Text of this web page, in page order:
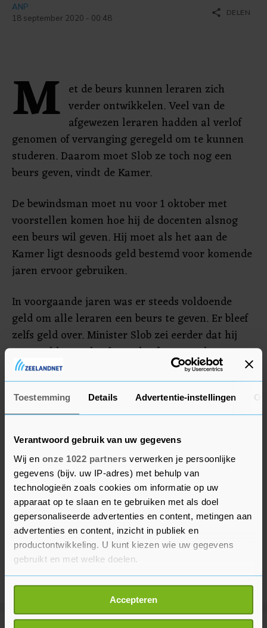
Toestemming Details Advertentie-instellingen
Verantwoord gebruik van uw gegevens
Wij en onze 1022 partners verwerken je persoonlijke
gegevens (bijv. uw IP-adres) met behulp van
technologieën zoals cookies om informatie op uw
apparaat op te slaan en te gebruiken met als doel
gepersonaliseerde advertenties en content, metingen aan
advertenties en content, inzicht in publiek en
productontwikkeling. U kunt kiezen wie uw gegevens
gebruikt en met welke doelen.
Als u het toestaat, willen we ook graag:
Informatie verzamelen over uw geografische
locatie, die tot een paar meter nauwkeurig kan zijn
Accepteren
ANP
18 september 2020 - 00:48
share DELEN
M et de beurs kunnen leraren zich
verder ontwikkelen. Veel van de
afgewezen leraren hadden al verlof
genomen of vervanging geregeld om te kunnen
studeren. Daarom moet Slob ze toch nog een
beurs geven, vindt de Kamer.
De bewindsman moet nu voor 1 oktober met
voorstellen komen hoe hij de docenten alsnog
een beurs wil geven. Hij moet als het aan de
Kamer ligt desnoods geld bestemd voor komende
jaren ervoor gebruiken.
In voorgaande jaren was er steeds voldoende
geld om alle leraren een beurs te geven. Er bleef
zelfs geld over. Minister Slob zei eerder dat hij
geen geld meer heeft om de afgewezen leraren
nog een beurs te geven.